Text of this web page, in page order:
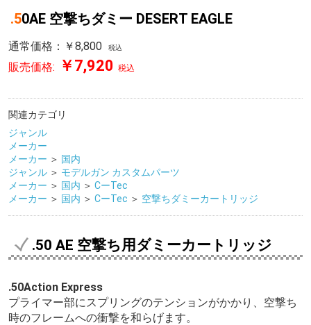
.50AE 空撃ちダミー DESERT EAGLE
通常価格：￥8,800 税込
販売価格: ￥7,920 税込
関連カテゴリ
ジャンル
メーカー
メーカー ＞ 国内
ジャンル ＞ モデルガン カスタムパーツ
メーカー ＞ 国内 ＞ CーTec
メーカー ＞ 国内 ＞ CーTec ＞ 空撃ちダミーカートリッジ
.50 AE 空撃ち用ダミーカートリッジ
.50Action Express
プライマー部にスプリングのテンションがかかり、空撃ち
時のフレームへの衝撃を和らげます。